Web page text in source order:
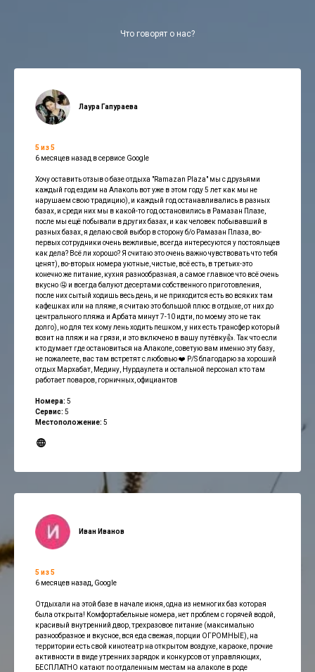
Что говорят о нас?
Лаура Гапураева
5 из 5
6 месяцев назад в сервисе Google
Хочу оставить отзыв о базе отдыха "Ramazan Plaza" мы с друзьями
каждый год ездим на Алаколь вот уже в этом году 5 лет как мы не
нарушаем свою традицию), и каждый год останавливались в разных
базах, и среди них мы в какой-то год остановились в Рамазан Плазе,
после мы ещё побывали в других базах, и как человек побывавший в
разных базах, я делаю свой выбор в сторону б/о Рамазан Плаза, во-
первых сотрудники очень вежливые, всегда интересуются у постояльцев
как дела? Всё ли хорошо? Я считаю это очень важно чувствовать что тебя
ценят), во-вторых номера уютные, чистые, всё есть, в третьих-это
конечно же питание, кухня разнообразная, а самое главное что всё очень
вкусно 🤤 и всегда балуют десертами собственного приготовления,
после них сытый ходишь весь день, и не приходится есть во всяких там
кафешках или на пляже, я считаю это большой плюс в отдыхе, от них до
центрального пляжа и Арбата минут 7-10 идти, по моему это не так
долго), но для тех кому лень ходить пешком, у них есть трансфер который
возит на пляж и на грязи, и это включено в вашу путёвку👍. Так что если
кто думает где остановиться на Алаколе, советую вам именно эту базу,
не пожалеете, вас там встретят с любовью ❤️ P/S благодарю за хороший
отдых Мархабат, Медину, Нурдаулета и остальной персонал кто там
работает поваров, горничных, официантов
Номера: 5
Сервис: 5
Местоположение: 5
Иван Иванов
5 из 5
6 месяцев назад, Google
Отдыхали на этой базе в начале июня, одна из немногих баз которая
была открыта! Комфортабельные номера, нет проблем с горячей водой,
красивый внутренний двор, трехразовое питание (максимально
разнообразное и вкусное, вся еда свежая, порции ОГРОМНЫЕ), на
территории есть свой кинотеатр на открытом воздухе, караоке, прочие
активности в виде утренних зарядок и конкурсов от управляющих,
БЕСПЛАТНО катают по отдаленным местам на алаколе в роде